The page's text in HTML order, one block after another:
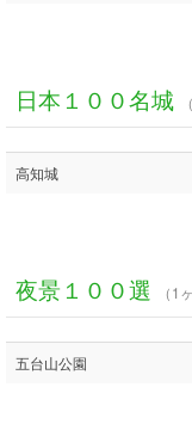
日本１００名城
高知城
夜景１００選 （1
五台山公園